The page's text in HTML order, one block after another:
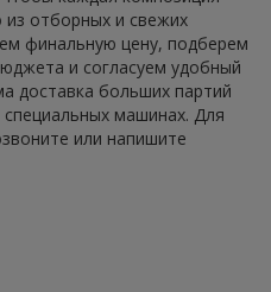
отборных и свежих
финальную цену, подберем
и согласуем удобный
доставка больших партий
машинах. Для
или напишите